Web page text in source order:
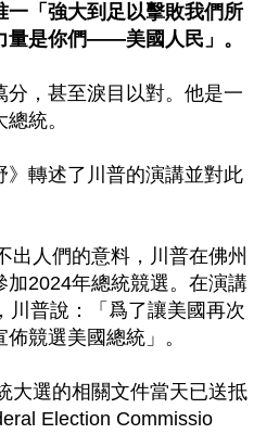
一「強大到足以擊敗我們所
量是你們——美國人民」。
分，甚至淚目以對。他是一
統。
》轉述了川普的演講並對此
出人們的意料，川普在佛州
加2024年總統競選。在演講
川普說：「爲了讓美國再次
競選美國總統」。
大選的相關文件當天已送抵
Election Commissio